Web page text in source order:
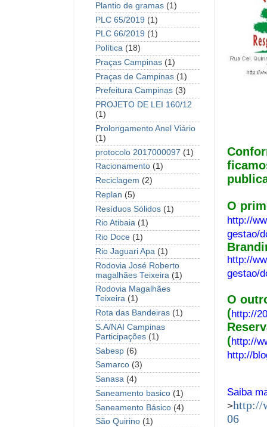
O
http://
gestao/
http://
gestao/
O
(http://
(http://
http://
Saiba
>http://
06
Plantio de gramas (1)
PLC 65/2019 (1)
PLC 66/2019 (1)
Política (18)
Praças Campinas (1)
Praças de Campinas (1)
Prefeitura Campinas (3)
PROJETO DE LEI 160/12
(1)
Prolongamento Anel Viário
(1)
protocolo 2017000097 (1)
Racionamento (1)
Reciclagem (2)
Replan (5)
Resíduos Sólidos (1)
Rio Atibaia (1)
Rio Doce (1)
Rio Jaguari Apa (1)
Rodovia José Roberto
magalhães Teixeira (1)
Rodovia Magalhães
Teixeira (1)
Rota das Bandeiras (1)
S.A/NAI Campinas
Participações (1)
Sabesp (6)
Samarco (3)
Sanasa (4)
Saneamento basico (1)
Saneamento Básico (4)
São Quirino (1)